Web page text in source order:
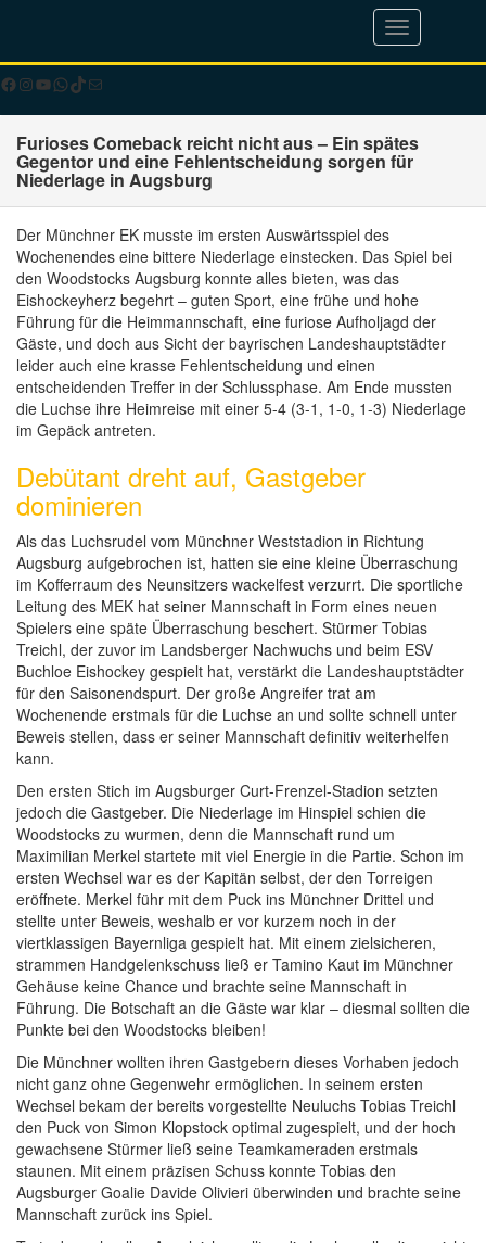
Toggle
navigation
Facebook
Instagram
YouTube
WhatsApp
TikTok
E-Mail
Furioses Comeback reicht nicht aus – Ein spätes
Gegentor und eine Fehlentscheidung sorgen für
Niederlage in Augsburg
Der Münchner EK musste im ersten Auswärtsspiel des
Wochenendes eine bittere Niederlage einstecken. Das Spiel bei
den Woodstocks Augsburg konnte alles bieten, was das
Eishockeyherz begehrt – guten Sport, eine frühe und hohe
Führung für die Heimmannschaft, eine furiose Aufholjagd der
Gäste, und doch aus Sicht der bayrischen Landeshauptstädter
leider auch eine krasse Fehlentscheidung und einen
entscheidenden Treffer in der Schlussphase. Am Ende mussten
die Luchse ihre Heimreise mit einer 5-4 (3-1, 1-0, 1-3) Niederlage
im Gepäck antreten.
Debütant dreht auf, Gastgeber
dominieren
Als das Luchsrudel vom Münchner Weststadion in Richtung
Augsburg aufgebrochen ist, hatten sie eine kleine Überraschung
im Kofferraum des Neunsitzers wackelfest verzurrt. Die sportliche
Leitung des MEK hat seiner Mannschaft in Form eines neuen
Spielers eine späte Überraschung beschert. Stürmer Tobias
Treichl, der zuvor im Landsberger Nachwuchs und beim ESV
Buchloe Eishockey gespielt hat, verstärkt die Landeshauptstädter
für den Saisonendspurt. Der große Angreifer trat am
Wochenende erstmals für die Luchse an und sollte schnell unter
Beweis stellen, dass er seiner Mannschaft definitiv weiterhelfen
kann.
Den ersten Stich im Augsburger Curt-Frenzel-Stadion setzten
jedoch die Gastgeber. Die Niederlage im Hinspiel schien die
Woodstocks zu wurmen, denn die Mannschaft rund um
Maximilian Merkel startete mit viel Energie in die Partie. Schon im
ersten Wechsel war es der Kapitän selbst, der den Torreigen
eröffnete. Merkel führ mit dem Puck ins Münchner Drittel und
stellte unter Beweis, weshalb er vor kurzem noch in der
viertklassigen Bayernliga gespielt hat. Mit einem zielsicheren,
strammen Handgelenkschuss ließ er Tamino Kaut im Münchner
Gehäuse keine Chance und brachte seine Mannschaft in
Führung. Die Botschaft an die Gäste war klar – diesmal sollten die
Punkte bei den Woodstocks bleiben!
Die Münchner wollten ihren Gastgebern dieses Vorhaben jedoch
nicht ganz ohne Gegenwehr ermöglichen. In seinem ersten
Wechsel bekam der bereits vorgestellte Neuluchs Tobias Treichl
den Puck von Simon Klopstock optimal zugespielt, und der hoch
gewachsene Stürmer ließ seine Teamkameraden erstmals
staunen. Mit einem präzisen Schuss konnte Tobias den
Augsburger Goalie Davide Olivieri überwinden und brachte seine
Mannschaft zurück ins Spiel.